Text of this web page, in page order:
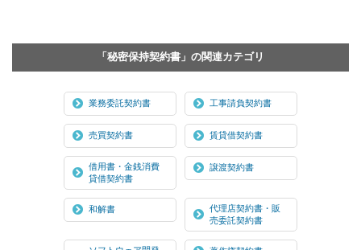
「秘密保持契約書」の関連カテゴリ
業務委託契約書 工事請負契約書
売買契約書 賃貸借契約書
借用書・金銭消費
貸借契約書
譲渡契約書
和解書
代理店契約書・販
売委託契約書